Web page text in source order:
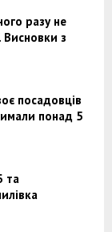
разу не
Висновки з
посадовців
понад 5
та